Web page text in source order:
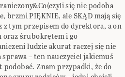
się nie podoba
brzmi PIĘKNIE, ale SKĄD mają się
z tym przepisem do dyrektora, a on
oraz śrubokrętem i go
ludzie akurat raczej się nie
– ten nauczyciel jakiemuś
Znam przypadki, że do